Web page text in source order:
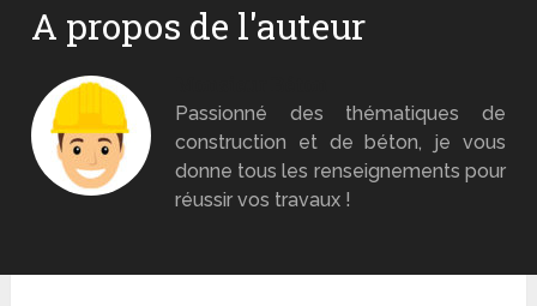
A propos de l'auteur
Passionné des thématiques de
construction et de béton, je vous
donne tous les renseignements pour
réussir vos travaux !